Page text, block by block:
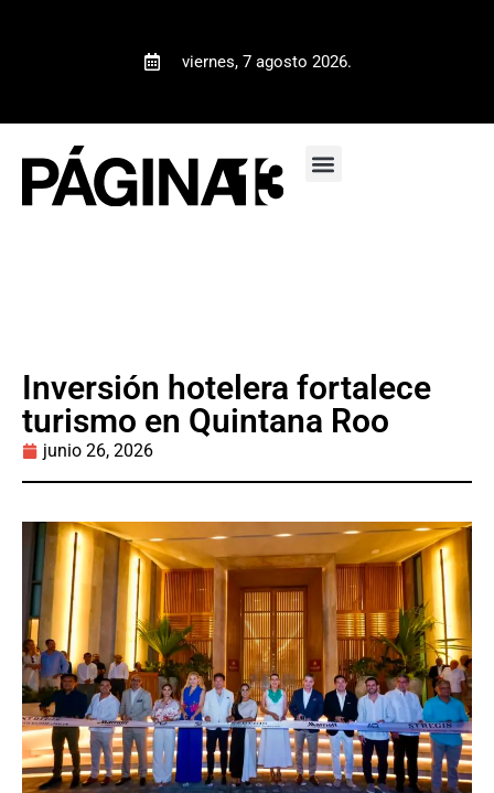
viernes, 7 agosto 2026.
Inversión hotelera fortalece
turismo en Quintana Roo
junio 26, 2026